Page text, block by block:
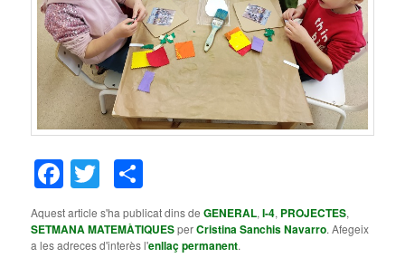
Facebook
Twitter
Aquest article s'ha publicat dins deGENERAL,I-4, PROJECTES,
SETMANA MATEMÀTIQUESperCristina Sanchis Navarro. Afegeix
a les adreces d'interès l'enllaç permanent.